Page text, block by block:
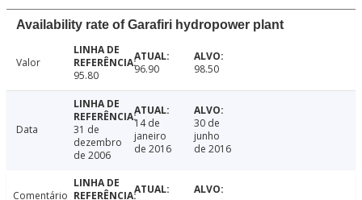
Availability rate of Garafiri hydropower plant
Valor
95.80
96.90 98.50
Data
31 de
dezembro
de 2006
14 de
janeiro
de 2016
30 de
junho
de 2016
Comentário